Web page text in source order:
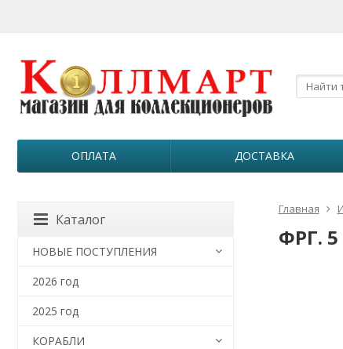
ОПЛАТА ДОСТАВКА
Главная
ФРГ. 5
Каталог
НОВЫЕ ПОСТУПЛЕНИЯ
2026 год
2025 год
КОРАБЛИ